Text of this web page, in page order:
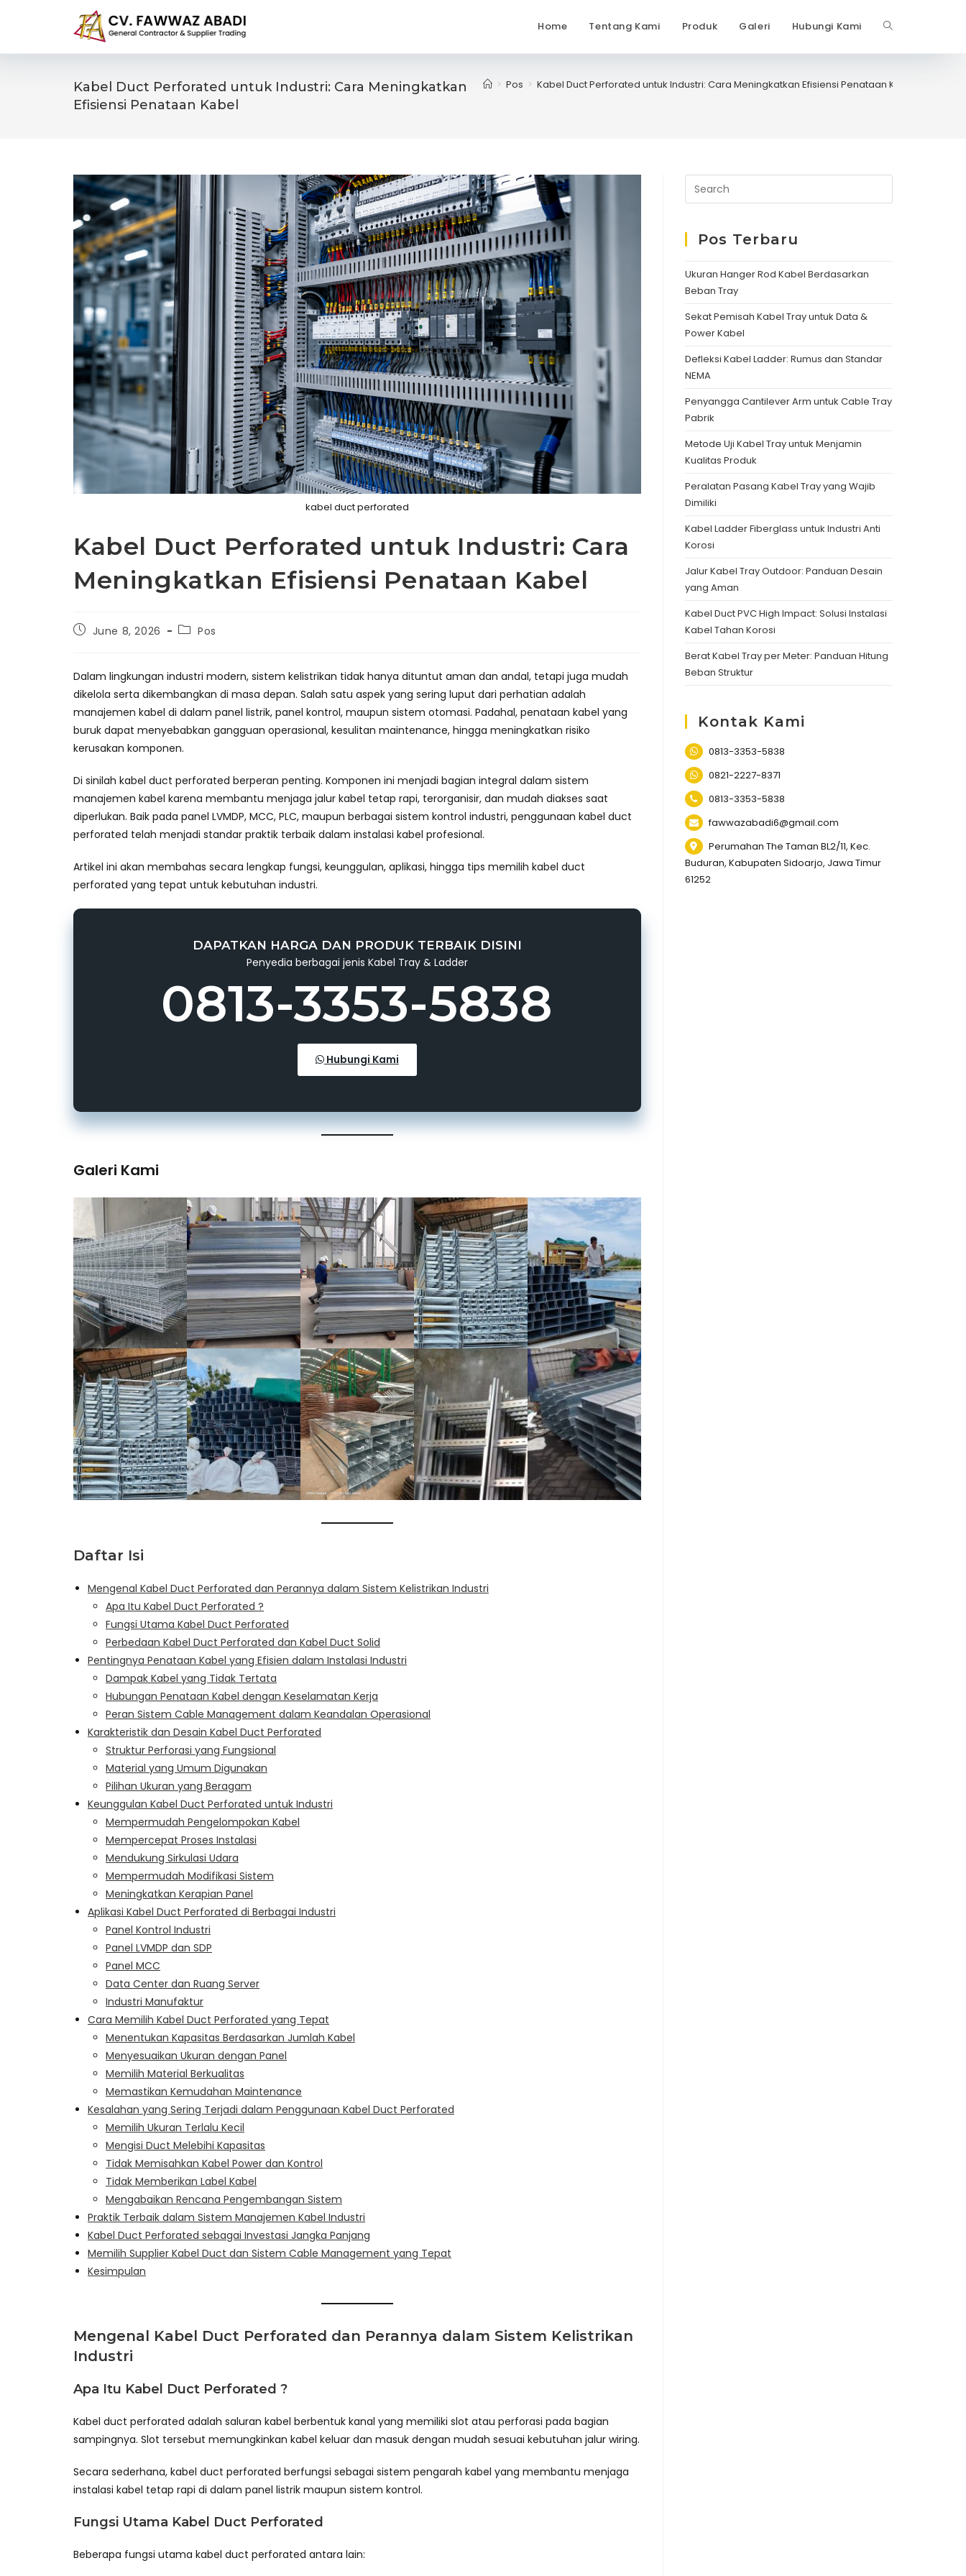
Home Tentang Kami Produk Galeri Hubungi Kami Toggle
website
Kabel Duct Perforated untuk Industri: Cara Meningkatkan
Efisiensi Penataan Kabel
> Pos > Kabel Duct Perforated untuk Industri: Cara Meningkatkan Efisiensi Penataan Kabel
kabel duct perforated
Kabel Duct Perforated untuk Industri: Cara
Meningkatkan Efisiensi Penataan Kabel
PostJune 8, 2026
PostPos
Dalam lingkungan industri modern, sistem kelistrikan tidak hanya dituntut aman dan andal, tetapi juga mudah
dikelola serta dikembangkan di masa depan. Salah satu aspek yang sering luput dari perhatian adalah
manajemen kabel di dalam panel listrik, panel kontrol, maupun sistem otomasi. Padahal, penataan kabel yang
buruk dapat menyebabkan gangguan operasional, kesulitan maintenance, hingga meningkatkan risiko
kerusakan komponen.
Di sinilah kabel duct perforated berperan penting. Komponen ini menjadi bagian integral dalam sistem
manajemen kabel karena membantu menjaga jalur kabel tetap rapi, terorganisir, dan mudah diakses saat
diperlukan. Baik pada panel LVMDP, MCC, PLC, maupun berbagai sistem kontrol industri, penggunaan kabel duct
perforated telah menjadi standar praktik terbaik dalam instalasi kabel profesional.
Artikel ini akan membahas secara lengkap fungsi, keunggulan, aplikasi, hingga tips memilih kabel duct
perforated yang tepat untuk kebutuhan industri.
DAPATKAN HARGA DAN PRODUK TERBAIK DISINI
Penyedia berbagai jenis Kabel Tray & Ladder
0813-3353-5838
Hubungi Kami
Galeri Kami
Daftar Isi
Mengenal Kabel Duct Perforated dan Perannya dalam Sistem Kelistrikan Industri
Apa Itu Kabel Duct Perforated ?
Fungsi Utama Kabel Duct Perforated
Perbedaan Kabel Duct Perforated dan Kabel Duct Solid
Pentingnya Penataan Kabel yang Efisien dalam Instalasi Industri
Dampak Kabel yang Tidak Tertata
Hubungan Penataan Kabel dengan Keselamatan Kerja
Peran Sistem Cable Management dalam Keandalan Operasional
Karakteristik dan Desain Kabel Duct Perforated
Struktur Perforasi yang Fungsional
Material yang Umum Digunakan
Pilihan Ukuran yang Beragam
Keunggulan Kabel Duct Perforated untuk Industri
Mempermudah Pengelompokan Kabel
Mempercepat Proses Instalasi
Mendukung Sirkulasi Udara
Mempermudah Modifikasi Sistem
Meningkatkan Kerapian Panel
Aplikasi Kabel Duct Perforated di Berbagai Industri
Panel Kontrol Industri
Panel LVMDP dan SDP
Panel MCC
Data Center dan Ruang Server
Industri Manufaktur
Cara Memilih Kabel Duct Perforated yang Tepat
Menentukan Kapasitas Berdasarkan Jumlah Kabel
Menyesuaikan Ukuran dengan Panel
Memilih Material Berkualitas
Memastikan Kemudahan Maintenance
Kesalahan yang Sering Terjadi dalam Penggunaan Kabel Duct Perforated
Memilih Ukuran Terlalu Kecil
Mengisi Duct Melebihi Kapasitas
Tidak Memisahkan Kabel Power dan Kontrol
Tidak Memberikan Label Kabel
Mengabaikan Rencana Pengembangan Sistem
Praktik Terbaik dalam Sistem Manajemen Kabel Industri
Kabel Duct Perforated sebagai Investasi Jangka Panjang
Memilih Supplier Kabel Duct dan Sistem Cable Management yang Tepat
Kesimpulan
Mengenal Kabel Duct Perforated dan Perannya dalam Sistem Kelistrikan
Industri
Apa Itu Kabel Duct Perforated ?
Kabel duct perforated adalah saluran kabel berbentuk kanal yang memiliki slot atau perforasi pada bagian
sampingnya. Slot tersebut memungkinkan kabel keluar dan masuk dengan mudah sesuai kebutuhan jalur wiring.
Secara sederhana, kabel duct perforated berfungsi sebagai sistem pengarah kabel yang membantu menjaga
instalasi kabel tetap rapi di dalam panel listrik maupun sistem kontrol.
Fungsi Utama Kabel Duct Perforated
Beberapa fungsi utama kabel duct perforated antara lain:
Pos Terbaru
Ukuran Hanger Rod Kabel Berdasarkan
Beban Tray
Sekat Pemisah Kabel Tray untuk Data &
Power Kabel
Defleksi Kabel Ladder: Rumus dan Standar
NEMA
Penyangga Cantilever Arm untuk Cable Tray
Pabrik
Metode Uji Kabel Tray untuk Menjamin
Kualitas Produk
Peralatan Pasang Kabel Tray yang Wajib
Dimiliki
Kabel Ladder Fiberglass untuk Industri Anti
Korosi
Jalur Kabel Tray Outdoor: Panduan Desain
yang Aman
Kabel Duct PVC High Impact: Solusi Instalasi
Kabel Tahan Korosi
Berat Kabel Tray per Meter: Panduan Hitung
Beban Struktur
Kontak Kami
0813-3353-5838
0821-2227-8371
0813-3353-5838
fawwazabadi6@gmail.com
Perumahan The Taman BL2/11, Kec.
Buduran, Kabupaten Sidoarjo, Jawa Timur
61252